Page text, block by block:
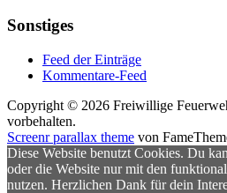
Sonstiges
Feed der Einträge
Kommentare-Feed
Copyright © 2026 Freiwillige
vorbehalten.
Screenr parallax theme von
Diese Website benutzt Cookies. Du
oder die Website nur mit den
nutzen. Herzlichen Dank für dein